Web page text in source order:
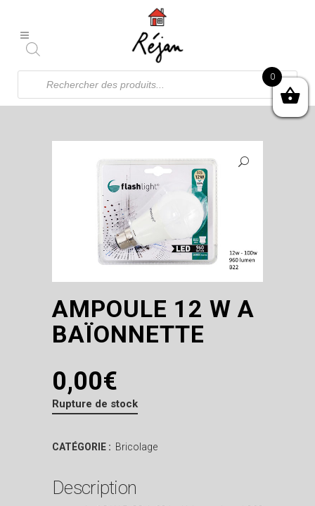
Recherche
produits
AMPOULE 12 W A
BAÏONNETTE
0,00€
Rupture de stock
CATÉGORIE : Bricolage
Description
0